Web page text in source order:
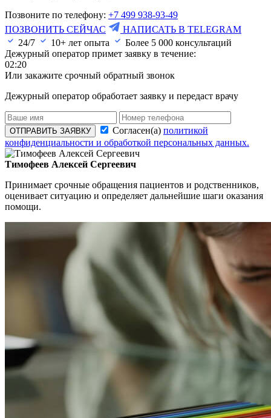
Позвоните по телефону: +7 499 938-93-49
ПОЗВОНИТЬ СЕЙЧАС
НАПИСАТЬ В TELEGRAM
24/7
10+ лет опыта Более 5 000 консультаций
Дежурный оператор примет заявку в течение:
02:20
Или закажите срочный обратный звонок
Дежурный оператор обработает заявку и передаст врачу
ОТПРАВИТЬ ЗАЯВКУ Согласен(а) политикой
конфиденциальности и обработкой персональных данных.
Тимофеев Алексей Сергеевич
Принимает срочные обращения пациентов и родственников,
оценивает ситуацию и определяет дальнейшие шаги оказания
помощи.